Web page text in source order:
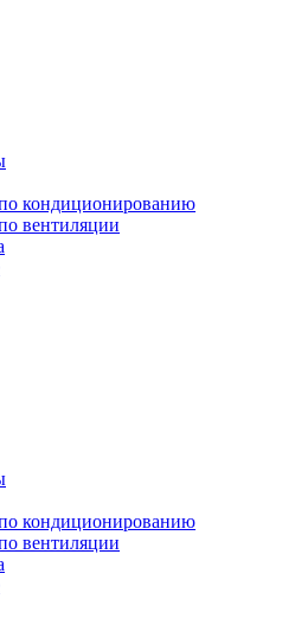
кондиционированию
вентиляции
кондиционированию
вентиляции